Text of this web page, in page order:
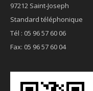
97212 Saint-Joseph
Standard téléphonique
Tél : 05 96 57 60 06
Fax: 05 96 57 60 04